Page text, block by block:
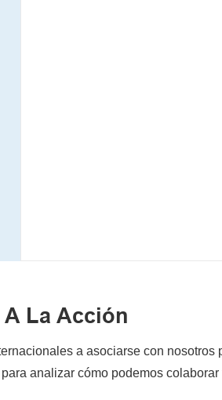
A La Acción
a asociarse con
analizar cómo podemos